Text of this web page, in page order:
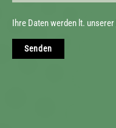
Ihre Daten werden lt. unserer